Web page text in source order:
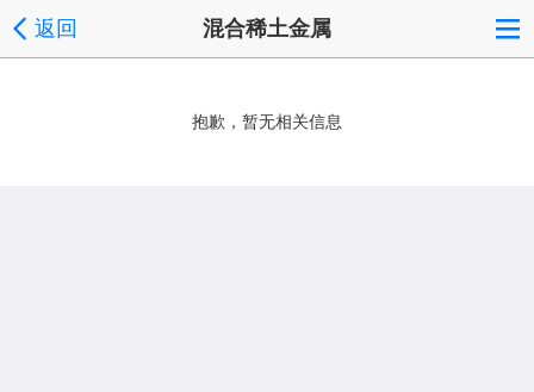
返回 混合稀土金属
抱歉，暂无相关信息